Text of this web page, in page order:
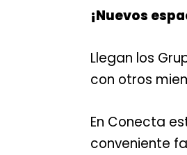
¡Nuevos
Llegan los
con otros
En Conecta
conveniente